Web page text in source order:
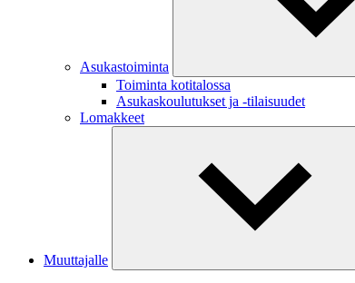
Asukastoiminta
Toiminta kotitalossa
Asukaskoulutukset ja -tilaisuudet
Lomakkeet
Muuttajalle